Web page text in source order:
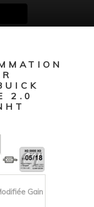
2.0
Gain